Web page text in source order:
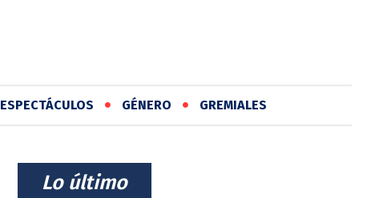
ESPECTÁCULOS GÉNERO GREMIALES
⠀Lo último⠀